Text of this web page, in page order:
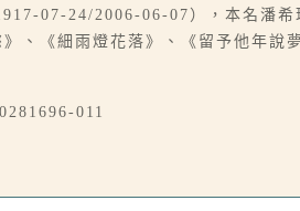
07-24/2006-06-07），本名潘希
、《細雨燈花落》、《留予他年說
011